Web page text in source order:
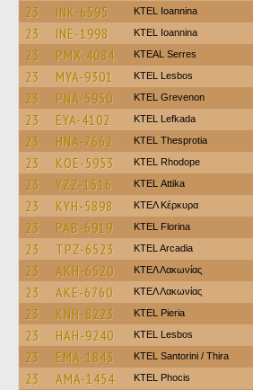
23 INK-6595 KTEL Ioannina
23 INE-1998 KTEL Ioannina
23 PMX-4084 KTEAL Serres
23 MYA-9301 KTEL Lesbos
23 PNA-5950 ΚΤΕL Grevenon
23 EYA-4102 KTEL Lefkada
23 HNA-7662 KTEL Thesprotia
23 KOE-5953 KTEL Rhodope
23 YZZ-1516 KΤΕL Αttika
23 KYH-5898 ΚΤΕΛ Κέρκυρα
23 PAB-6919 KTEL Florina
23 TPZ-6523 KTEL Arcadia
23 AKH-6520 ΚΤΕΛ Λακωνίας
23 AKE-6760 ΚΤΕΛ Λακωνίας
23 KNH-8223 KTEL Pieria
23 HAH-9240 KTEL Lesbos
23 EMA-1843 KTEL Santorini / Thira
23 AMA-1454 ΚΤΕL Phocis